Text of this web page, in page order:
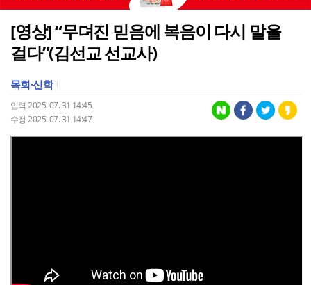
[영상] “무뎌진 믿음에 복음이 다시 말을
걸다”(김선교 선교사)
목회·신학
입력 2025. 07. 31 14:45
수정 2025. 07. 31 14:47